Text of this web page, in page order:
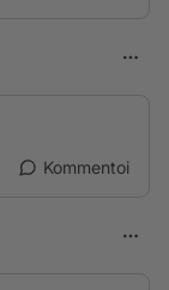
Kommentoi